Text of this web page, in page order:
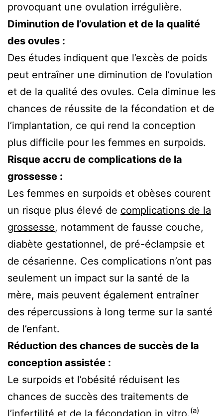
provoquant une ovulation irrégulière.
Diminution de l’ovulation et de la qualité
des ovules :
Des études indiquent que l’excès de poids
peut entraîner une diminution de l’ovulation
et de la qualité des ovules. Cela diminue les
chances de réussite de la fécondation et de
l’implantation, ce qui rend la conception
plus difficile pour les femmes en surpoids.
Risque accru de complications de la
grossesse :
Les femmes en surpoids et obèses courent
un risque plus élevé de complications de la
grossesse, notamment de fausse couche,
diabète gestationnel, de pré-éclampsie et
de césarienne. Ces complications n’ont pas
seulement un impact sur la santé de la
mère, mais peuvent également entraîner
des répercussions à long terme sur la santé
de l’enfant.
Réduction des chances de succès de la
conception assistée :
Le surpoids et l’obésité réduisent les
chances de succès des traitements de
l’infertilité et de la fécondation in vitro.(a)